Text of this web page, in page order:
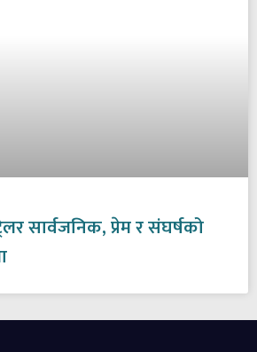
सार्वजनिक, प्रेम र संघर्षको